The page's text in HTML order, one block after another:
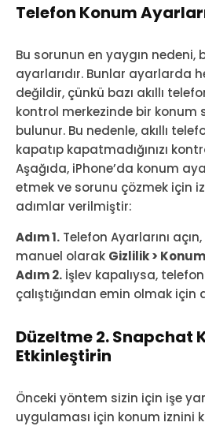
Telefon Konum
Bu sorunun en yaygın nedeni,
ayarlarıdır. Bunlar ayarlarda
değildir, çünkü bazı akıllı
kontrol merkezinde bir konum
bulunur. Bu nedenle, akıllı
kapatıp kapatmadığınızı
Aşağıda, iPhone’da konum
etmek ve sorunu çözmek için
adımlar verilmiştir:
Adım 1. Telefon Ayarlarını
manuel olarak Gizlilik >
Adım 2. İşlev kapalıysa,
çalıştığından emin olmak için
Düzeltme 2. Snapchat
Etkinleştirin
Önceki yöntem sizin için işe
uygulaması için konum iznini